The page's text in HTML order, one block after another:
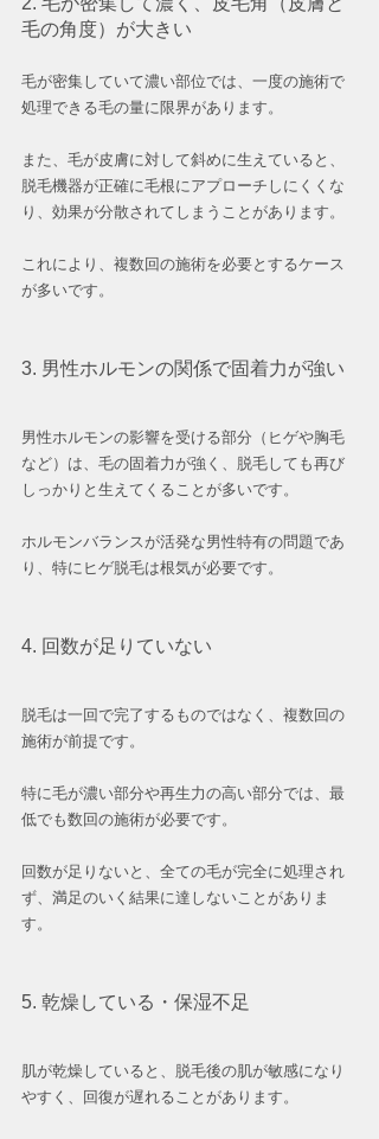
毛の角度）が大きい
毛が密集していて濃い部位では、一度の施術で
処理できる毛の量に限界があります。
また、毛が皮膚に対して斜めに生えていると、
脱毛機器が正確に毛根にアプローチしにくくな
り、効果が分散されてしまうことがあります。
これにより、複数回の施術を必要とするケース
が多いです。
3. 男性ホルモンの関係で固着力が強い
男性ホルモンの影響を受ける部分（ヒゲや胸毛
など）は、毛の固着力が強く、脱毛しても再び
しっかりと生えてくることが多いです。
ホルモンバランスが活発な男性特有の問題であ
り、特にヒゲ脱毛は根気が必要です。
4. 回数が足りていない
脱毛は一回で完了するものではなく、複数回の
施術が前提です。
特に毛が濃い部分や再生力の高い部分では、最
低でも数回の施術が必要です。
回数が足りないと、全ての毛が完全に処理され
ず、満足のいく結果に達しないことがありま
す。
5. 乾燥している・保湿不足
肌が乾燥していると、脱毛後の肌が敏感になり
やすく、回復が遅れることがあります。